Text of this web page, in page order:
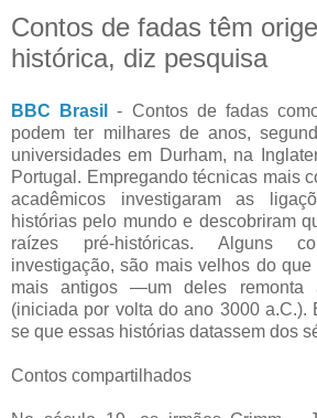
Contos de fadas têm
histórica, diz pesquisa
BBC Brasil
- Contos de fadas
podem ter milhares de anos,
universidades em Durham, na
Portugal. Empregando técnicas mais
acadêmicos investigaram as
histórias pelo mundo e descobriram
raízes pré-históricas. Alguns
investigação, são mais velhos do
mais antigos —um deles remonta
(iniciada por volta do ano 3000 a.C.).
se que essas histórias datassem dos
Contos compartilhados